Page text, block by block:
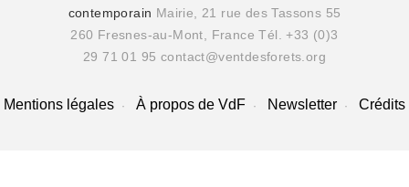
contemporain Mairie, 21 rue des Tassons 55
260 Fresnes-au-Mont, France Tél. +33 (0)3
29 71 01 95 contact@ventdesforets.org
Mentions légales À propos de VdF Newsletter Crédits